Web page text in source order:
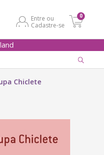
Entre ou
Cadastre-se
0
Chiclete